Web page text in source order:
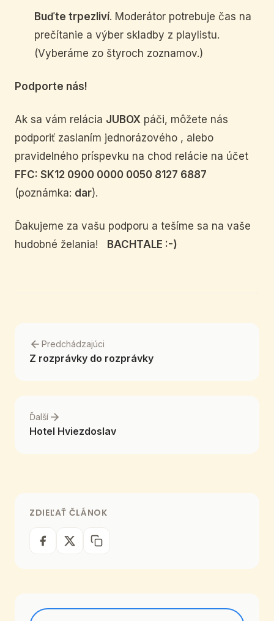
Buďte trpezliví. Moderátor potrebuje čas na
prečítanie a výber skladby z playlistu.
(Vyberáme zo štyroch zoznamov.)
Podporte nás!
Ak sa vám relácia JUBOX páči, môžete nás
podporiť zaslaním jednorázového , alebo
pravidelného príspevku na chod relácie na účet
FFC: SK12 0900 0000 0050 8127 6887
(poznámka: dar).
Ďakujeme za vašu podporu a tešíme sa na vaše
hudobné želania!
BACHTALE :-)
Predchádzajúci
Z rozprávky do rozprávky
Ďalší
Hotel Hviezdoslav
ZDIEĽAŤ ČLÁNOK